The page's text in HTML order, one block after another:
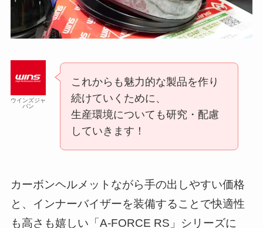
ウインズジャ
パン
これからも魅力的な製品を作り
続けていくために、
生産環境についても研究・配慮
していきます！
カーボンヘルメットながら手の出しやすい価格
と、インナーバイザーを装備することで快適性
も高さも嬉しい「A-FORCE RS」シリーズに